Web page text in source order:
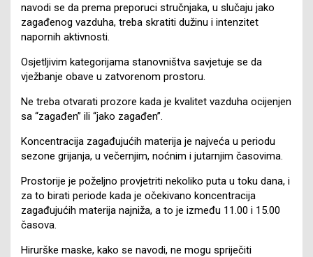
navodi se da prema preporuci stručnjaka, u slučaju jako
zagađenog vazduha, treba skratiti dužinu i intenzitet
napornih aktivnosti.
Osjetljivim kategorijama stanovništva savjetuje se da
vježbanje obave u zatvorenom prostoru.
Ne treba otvarati prozore kada je kvalitet vazduha ocijenjen
sa “zagađen” ili “jako zagađen”.
Koncentracija zagađujućih materija je najveća u periodu
sezone grijanja, u večernjim, noćnim i jutarnjim časovima.
Prostorije je poželjno provjetriti nekoliko puta u toku dana, i
za to birati periode kada je očekivano koncentracija
zagađujućih materija najniža, a to je između 11.00 i 15.00
časova.
Hirurške maske, kako se navodi, ne mogu spriječiti